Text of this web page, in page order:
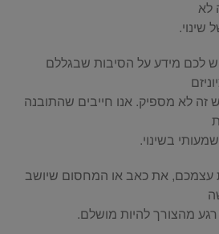
לא
שינוי.
לכם מידע על הסיבות שבגללם
זה לא מספיק. אנו חייבים שהתובנה
עצמכם, את כאב או המחסום שיושב
מהצורך להיות מושלם.